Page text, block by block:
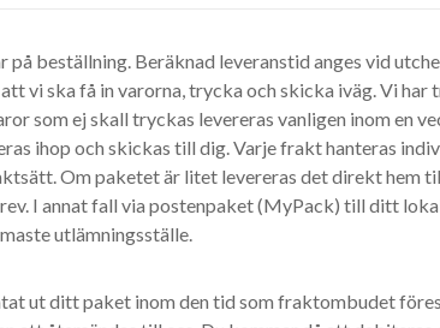
beställning. Beräknad leveranstid anges vid
vi ska få in varorna, trycka och skicka iväg. Vi har
som ej skall tryckas levereras vanligen inom en
ihop och skickas till dig. Varje frakt hanteras
Om paketet är litet levereras det direkt hem
I annat fall via postenpaket (MyPack) till ditt
utlämningsställe.
ut ditt paket inom den tid som fraktombudet